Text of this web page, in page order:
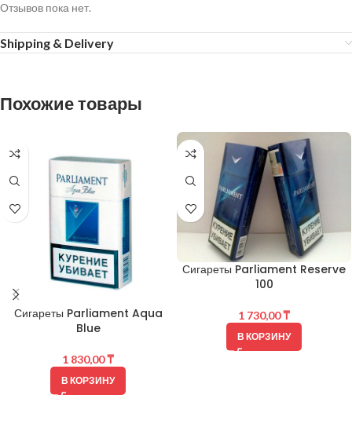
Отзывов пока нет.
Shipping & Delivery
Похожие товары
Сигареты Parliament Aqua
Blue
1 830,00₸
В КОРЗИНУ
Сигареты Parliament Reserve
100
1 730,00₸
В КОРЗИНУ